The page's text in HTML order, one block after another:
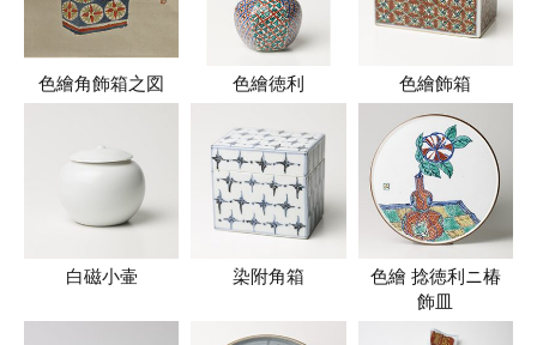
色繪角飾箱之図 色繪徳利 色繪飾箱
白磁小壷 染附角箱
色繪 捻徳利ニ椿
飾皿